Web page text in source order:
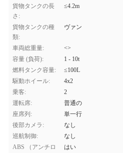
貨物タンクの長
さ:
≤4.2m
貨物タンクの種
類:
ヴァン
車両総重量:
<>
容量 (負荷):
1 - 10t
燃料タンク容量:
≤100L
駆動ホイール:
4x2
乗客:
2
運転席:
普通の
座席列:
単一行
後部カメラ:
なし
巡航制御:
なし
ABS （アンチロ
はい